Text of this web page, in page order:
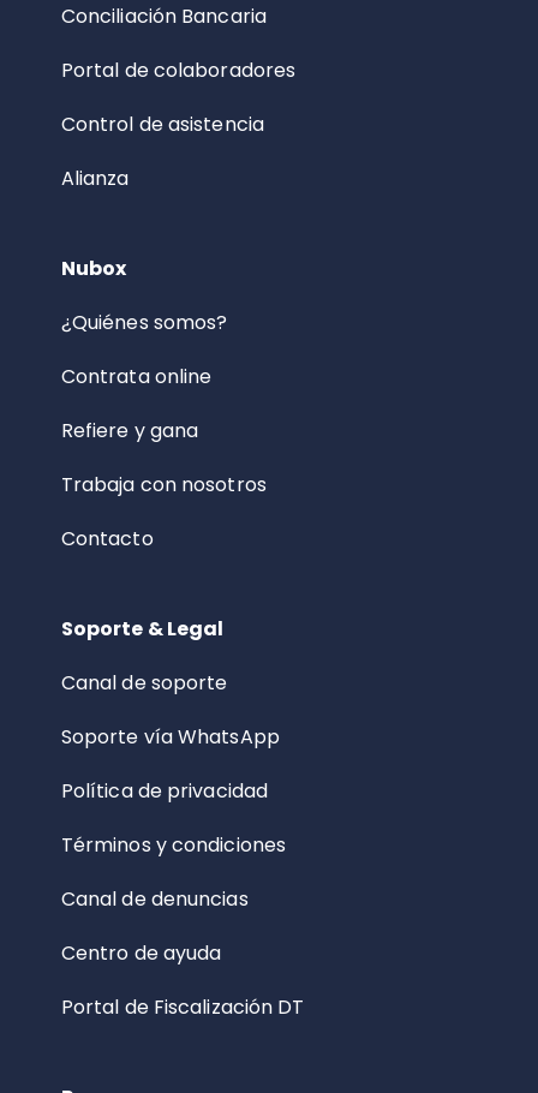
Conciliación Bancaria
Portal de colaboradores
Control de asistencia
Alianza
Nubox
¿Quiénes somos?
Contrata online
Refiere y gana
Trabaja con nosotros
Contacto
Soporte & Legal
Canal de soporte
Soporte vía WhatsApp
Política de privacidad
Términos y condiciones
Canal de denuncias
Centro de ayuda
Portal de Fiscalización DT